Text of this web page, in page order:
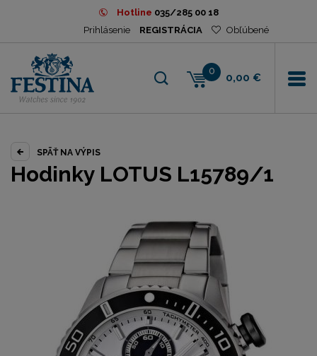
Hotline 035/285 00 18
Prihlásenie
REGISTRÁCIA Obľúbené
0
0,00 €
SPÄŤ NA VÝPIS
Hodinky LOTUS L15789/1